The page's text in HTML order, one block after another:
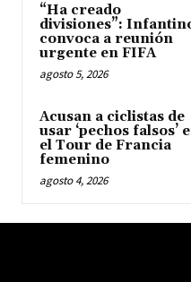
“Ha creado
divisiones”:
convoca a reunión
urgente en FIFA
agosto 5, 2026
Acusan a ciclistas de
usar ‘pechos falsos’
el Tour de Francia
femenino
agosto 4, 2026